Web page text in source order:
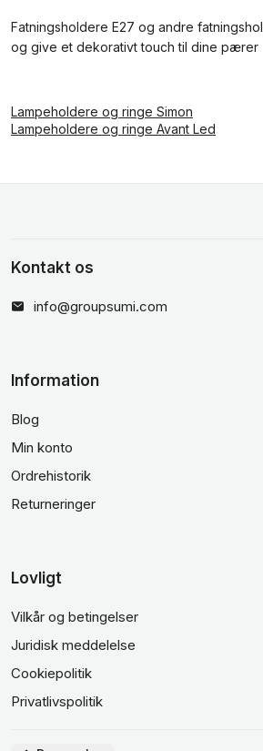
Fatningsholdere E27 og andre
og give et dekorativt touch til dine pærer
Lampeholdere og ringe Simon
Lampeholdere og ringe Avant Led
Kontakt os
info@groupsumi.com
Information
Blog
Min konto
Ordrehistorik
Returneringer
Lovligt
Vilkår og betingelser
Juridisk meddelelse
Cookiepolitik
Privatlivspolitik